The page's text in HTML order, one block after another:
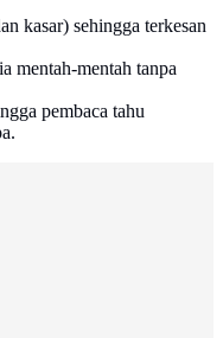
kasar) sehingga terkesan
mentah-mentah tanpa
pembaca tahu